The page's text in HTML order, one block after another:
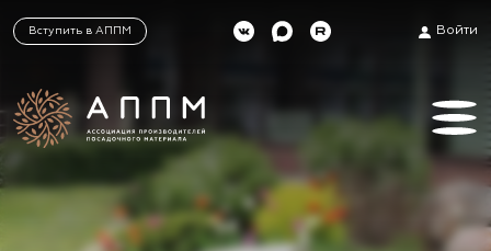
Вступить в АППМ Войти